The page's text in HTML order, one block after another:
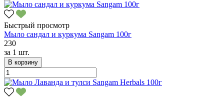
Быстрый просмотр
Мыло сандал и куркума Sangam 100г
230
за 1 шт.
В корзину